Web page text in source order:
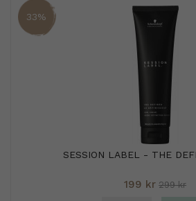
33%
SESSION LABEL - THE
199 kr 299 kr